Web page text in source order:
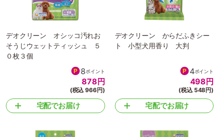
デオクリーン オシッコ汚れお
そうじウェットティッシュ ５
０枚３個
8ポイント
878 円
(税込 966円)
宅配でお届け
デオクリーン からだふきシー
ト 小型犬用香り 大判
4ポイント
498 円
(税込 548円)
宅配でお届け